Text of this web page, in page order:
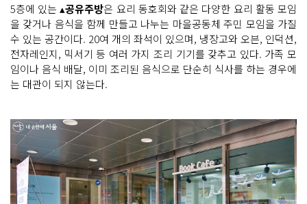
5층에 있는 ▴공유주방은 요리 동호회와 같은 다양한 요리 활동 모임
을 갖거나 음식을 함께 만들고 나누는 마을공동체 주민 모임을 가질
수 있는 공간이다. 20여 개의 좌석이 있으며, 냉장고와 오븐, 인덕션,
전자레인지, 믹서기 등 여러 가지 조리 기기를 갖추고 있다. 가족 모
임이나 음식 배달, 이미 조리된 음식으로 단순히 식사를 하는 경우에
는 대관이 되지 않는다.